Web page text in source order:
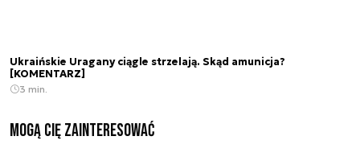
Ukraińskie Uragany ciągle strzelają. Skąd amunicja?
[KOMENTARZ]
3 min.
Mogą Cię zainteresować